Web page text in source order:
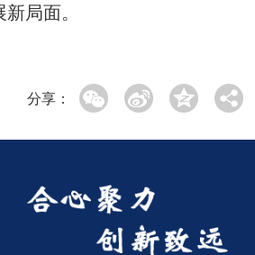
局面。
分享：